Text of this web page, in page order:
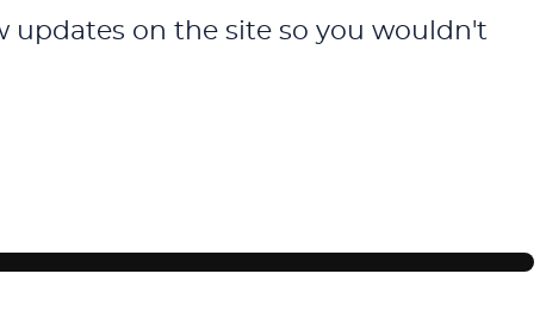
updates on the site so you wouldn't